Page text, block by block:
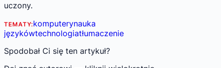
uczony.
TEMATY:komputerynauka
językówtechnologiatłumaczenie
Spodobał Ci się ten artykuł?